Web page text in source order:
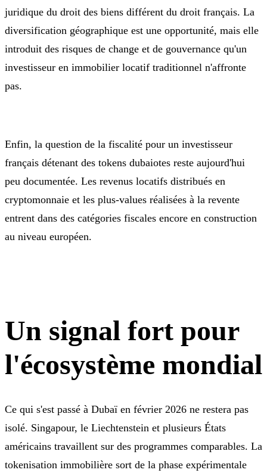
juridique du droit des biens différent du droit français. La
diversification géographique est une opportunité, mais elle
introduit des risques de change et de gouvernance qu'un
investisseur en immobilier locatif traditionnel n'affronte
pas.
Enfin, la question de la fiscalité pour un investisseur
français détenant des tokens dubaiotes reste aujourd'hui
peu documentée. Les revenus locatifs distribués en
cryptomonnaie et les plus-values réalisées à la revente
entrent dans des catégories fiscales encore en construction
au niveau européen.
Un signal fort pour
l'écosystème mondial
Ce qui s'est passé à Dubaï en février 2026 ne restera pas
isolé. Singapour, le Liechtenstein et plusieurs États
américains travaillent sur des programmes comparables. La
tokenisation immobilière sort de la phase expérimentale